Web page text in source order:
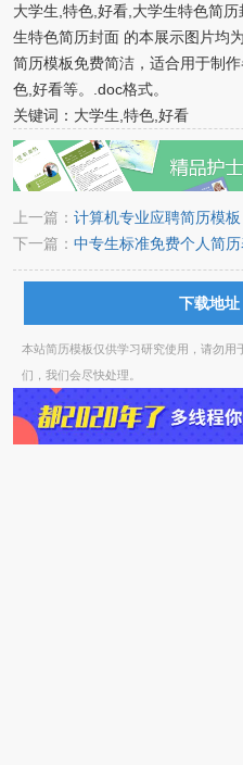
大学生,特色,好看,大学生特色简
生特色简历封面 的本展示图片均
简历模板免费简洁，适合用于制
色,好看等。.doc格式。
关键词：大学生,特色,好看
上一篇： 计算机专业应聘简历模板
下一篇： 中专生标准免费个人简
下载地
本站简历模板仅供学习研究使用，请勿
们，我们会尽快处理。